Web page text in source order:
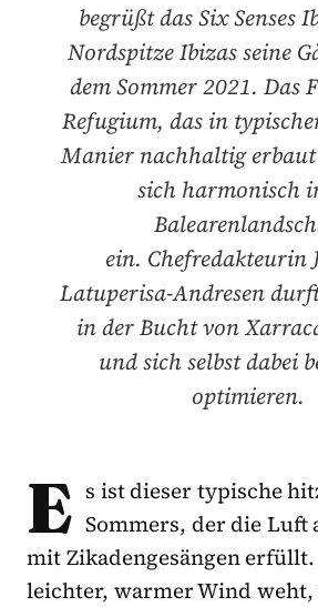
begrüßt das Six Senses
Nordspitze Ibizas seine
dem Sommer 2021. Das
Refugium, das in
Manier nachhaltig
sich harmonisch
ein. Chefredakteurin
Latuperisa-Andresen
in der Bucht von
und sich selbst dabei
optimieren.
E s ist dieser typische
Sommers, der die Luft
mit Zikadengesängen
leichter, warmer Wind